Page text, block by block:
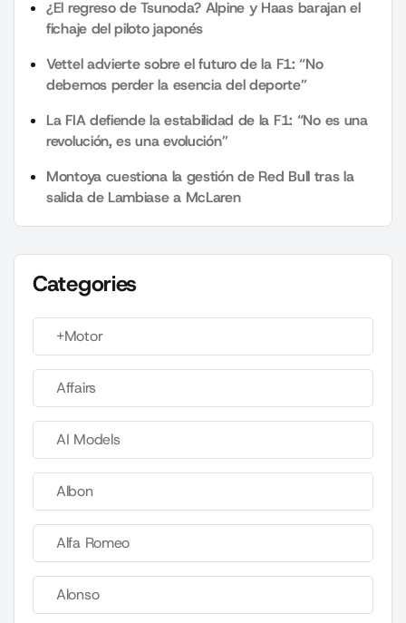
¿El regreso de Tsunoda? Alpine y Haas barajan el
fichaje del piloto japonés
Vettel advierte sobre el futuro de la F1: “No
debemos perder la esencia del deporte”
La FIA defiende la estabilidad de la F1: “No es una
revolución, es una evolución”
Montoya cuestiona la gestión de Red Bull tras la
salida de Lambiase a McLaren
Categories
+Motor
Affairs
AI Models
Albon
Alfa Romeo
Alonso